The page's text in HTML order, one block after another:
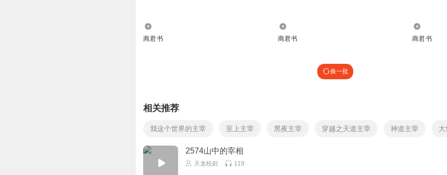
商君书 商君书 商君书
换一批
相关推荐
我这个世界的主宰 至上主宰 黑夜主宰 穿越之天道主宰 神道主宰
2574山中的宰相
天龙校尉 119